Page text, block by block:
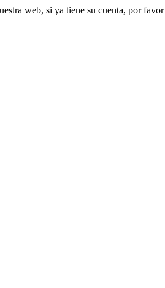
web, si ya tiene su cuenta, por favor